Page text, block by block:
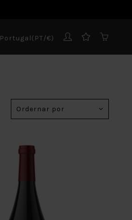
Portugal(PT/€)
Ordernar por